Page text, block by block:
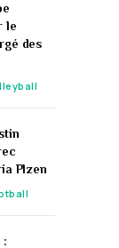
le
des
Plzen
: